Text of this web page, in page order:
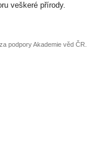
veškeré přírody.
podpory Akademie věd ČR.